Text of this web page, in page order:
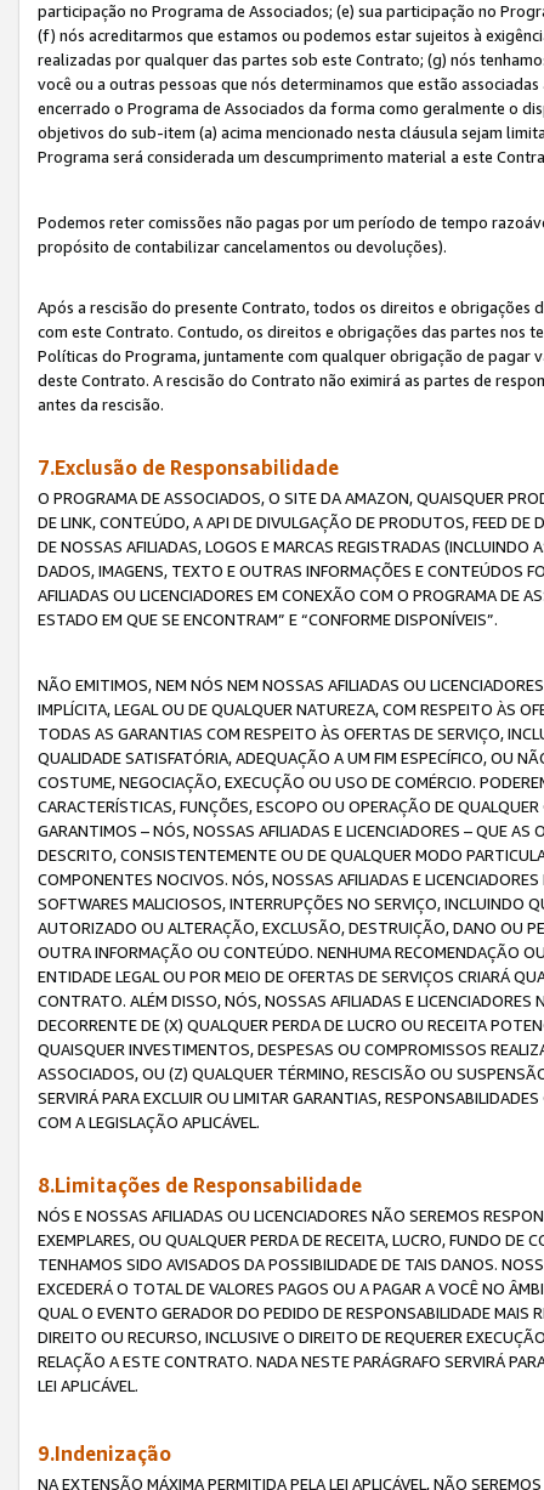
participação no Programa de Associados; (e) sua participação no
(f) nós acreditarmos que estamos ou podemos estar sujeitos à
realizadas por qualquer das partes sob este Contrato; (g) nós
você ou a outras pessoas que nós determinamos que estão
encerrado o Programa de Associados da forma como geralmente o
objetivos do sub-item (a) acima mencionado nesta cláusula sejam
Programa será considerada um descumprimento material a este
Podemos reter comissões não pagas por um período de tempo
propósito de contabilizar cancelamentos ou devoluções).
Após a rescisão do presente Contrato, todos os direitos e obrigações
com este Contrato. Contudo, os direitos e obrigações das partes nos
Políticas do Programa, juntamente com qualquer obrigação de
deste Contrato. A rescisão do Contrato não eximirá as partes de
antes da rescisão.
7.Exclusão de Responsabilidade
O PROGRAMA DE ASSOCIADOS, O SITE DA AMAZON, QUAISQUER
DE LINK, CONTEÚDO, A API DE DIVULGAÇÃO DE PRODUTOS, FEED
DE NOSSAS AFILIADAS, LOGOS E MARCAS REGISTRADAS
DADOS, IMAGENS, TEXTO E OUTRAS INFORMAÇÕES E CONTEÚDOS
AFILIADAS OU LICENCIADORES EM CONEXÃO COM O PROGRAMA DE
ESTADO EM QUE SE ENCONTRAM” E “CONFORME DISPONÍVEIS”.
NÃO EMITIMOS, NEM NÓS NEM NOSSAS AFILIADAS OU
IMPLÍCITA, LEGAL OU DE QUALQUER NATUREZA, COM RESPEITO ÀS
TODAS AS GARANTIAS COM RESPEITO ÀS OFERTAS DE SERVIÇO,
QUALIDADE SATISFATÓRIA, ADEQUAÇÃO A UM FIM ESPECÍFICO, OU
COSTUME, NEGOCIAÇÃO, EXECUÇÃO OU USO DE COMÉRCIO.
CARACTERÍSTICAS, FUNÇÕES, ESCOPO OU OPERAÇÃO DE
GARANTIMOS – NÓS, NOSSAS AFILIADAS E LICENCIADORES – QUE
DESCRITO, CONSISTENTEMENTE OU DE QUALQUER MODO
COMPONENTES NOCIVOS. NÓS, NOSSAS AFILIADAS E
SOFTWARES MALICIOSOS, INTERRUPÇÕES NO SERVIÇO, INCLUINDO
AUTORIZADO OU ALTERAÇÃO, EXCLUSÃO, DESTRUIÇÃO, DANO OU
OUTRA INFORMAÇÃO OU CONTEÚDO. NENHUMA RECOMENDAÇÃO
ENTIDADE LEGAL OU POR MEIO DE OFERTAS DE SERVIÇOS CRIARÁ
CONTRATO. ALÉM DISSO, NÓS, NOSSAS AFILIADAS E
DECORRENTE DE (X) QUALQUER PERDA DE LUCRO OU RECEITA
QUAISQUER INVESTIMENTOS, DESPESAS OU COMPROMISSOS
ASSOCIADOS, OU (Z) QUALQUER TÉRMINO, RESCISÃO OU
SERVIRÁ PARA EXCLUIR OU LIMITAR GARANTIAS,
COM A LEGISLAÇÃO APLICÁVEL.
8.Limitações de Responsabilidade
NÓS E NOSSAS AFILIADAS OU LICENCIADORES NÃO SEREMOS
EXEMPLARES, OU QUALQUER PERDA DE RECEITA, LUCRO, FUNDO
TENHAMOS SIDO AVISADOS DA POSSIBILIDADE DE TAIS DANOS.
EXCEDERÁ O TOTAL DE VALORES PAGOS OU A PAGAR A VOCÊ NO
QUAL O EVENTO GERADOR DO PEDIDO DE RESPONSABILIDADE
DIREITO OU RECURSO, INCLUSIVE O DIREITO DE REQUERER
RELAÇÃO A ESTE CONTRATO. NADA NESTE PARÁGRAFO SERVIRÁ
LEI APLICÁVEL.
9.Indenização
NA EXTENSÃO MÁXIMA PERMITIDA PELA LEI APLICÁVEL, NÃO